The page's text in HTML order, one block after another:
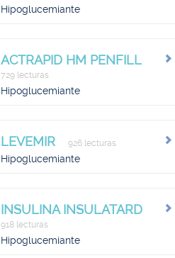
Hipoglucemiante
ACTRAPID HM PENFILL
729 lecturas
Hipoglucemiante
LEVEMIR 926 lecturas
Hipoglucemiante
INSULINA INSULATARD
918 lecturas
Hipoglucemiante